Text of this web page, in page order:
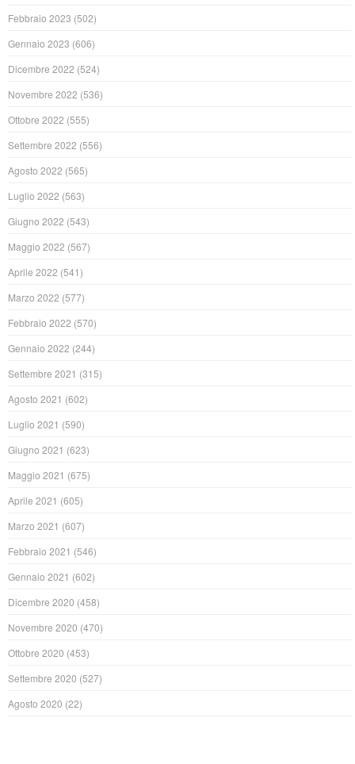
Febbraio 2023 (502)
Gennaio 2023 (606)
Dicembre 2022 (524)
Novembre 2022 (536)
Ottobre 2022 (555)
Settembre 2022 (556)
Agosto 2022 (565)
Luglio 2022 (563)
Giugno 2022 (543)
Maggio 2022 (567)
Aprile 2022 (541)
Marzo 2022 (577)
Febbraio 2022 (570)
Gennaio 2022 (244)
Settembre 2021 (315)
Agosto 2021 (602)
Luglio 2021 (590)
Giugno 2021 (623)
Maggio 2021 (675)
Aprile 2021 (605)
Marzo 2021 (607)
Febbraio 2021 (546)
Gennaio 2021 (602)
Dicembre 2020 (458)
Novembre 2020 (470)
Ottobre 2020 (453)
Settembre 2020 (527)
Agosto 2020 (22)